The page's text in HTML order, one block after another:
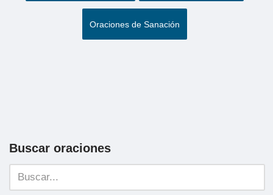
Oraciones de Sanación
Buscar oraciones